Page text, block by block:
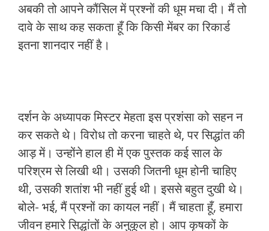
अबकी तो आपने कौंसिल में प्रश्नों की धूम मचा दी। मैं तो
दावे के साथ कह सकता हूँ कि किसी मेंबर का रिकार्ड
इतना शानदार नहीं है।
दर्शन के अध्यापक मिस्टर मेहता इस प्रशंसा को सहन न
कर सकते थे। विरोध तो करना चाहते थे, पर सिद्धांत की
आड़ में। उन्होंने हाल ही में एक पुस्तक कई साल के
परिश्रम से लिखी थी। उसकी जितनी धूम होनी चाहिए
थी, उसकी शतांश भी नहीं हुई थी। इससे बहुत दुखी थे।
बोले- भई, मैं प्रश्नों का कायल नहीं। मैं चाहता हूँ, हमारा
जीवन हमारे सिद्धांतों के अनुकूल हो। आप कृषकों के